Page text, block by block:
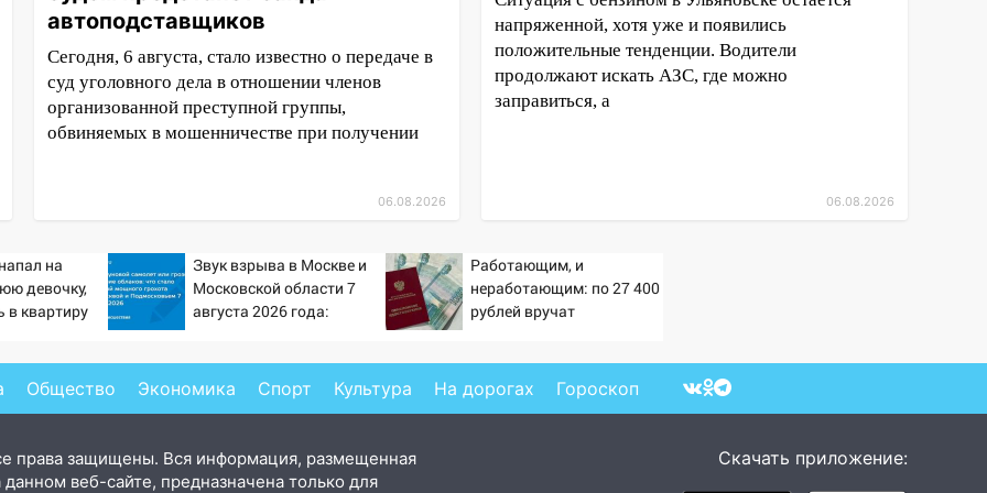
автоподставщиков
Сегодня, 6 августа, стало известно о передаче в
суд уголовного дела в отношении членов
организованной преступной группы,
обвиняемых в мошенничестве при получении
06.08.2026
напряженной, хотя уже и появились
положительные тенденции. Водители
продолжают искать АЗС, где можно
заправиться, а
06.08.2026
на
девочку,
в квартиру
Звук взрыва в Москве и
Московской области 7
августа 2026 года:
хлопок
Работающим, и
неработающим: по 27 400
рублей вручат
Общество Экономика Спорт Культура На дорогах Гороскоп
права защищены. Вся информация, размещенная
данном веб-сайте, предназначена только для
Скачать приложение: